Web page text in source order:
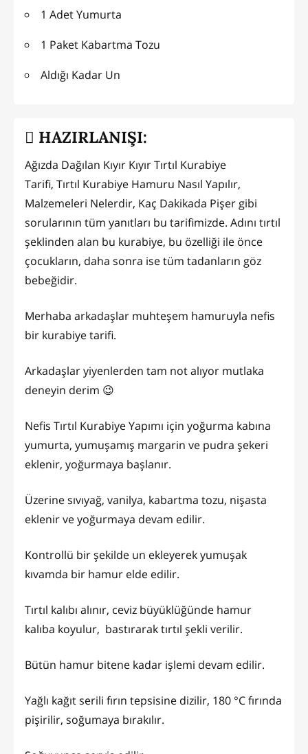
1 Adet Yumurta
1 Paket Kabartma Tozu
Aldığı Kadar Un
HAZIRLANIŞI:
Ağızda Dağılan Kıyır Kıyır Tırtıl Kurabiye
Tarifi, Tırtıl Kurabiye Hamuru Nasıl Yapılır,
Malzemeleri Nelerdir, Kaç Dakikada Pişer gibi
sorularının tüm yanıtları bu tarifimizde. Adını tırtıl
şeklinden alan bu kurabiye, bu özelliği ile önce
çocukların, daha sonra ise tüm tadanların göz
bebeğidir.
Merhaba arkadaşlar muhteşem hamuruyla nefis
bir kurabiye tarifi.
Arkadaşlar yiyenlerden tam not alıyor mutlaka
deneyin derim 😉
Nefis Tırtıl Kurabiye Yapımı için yoğurma kabına
yumurta, yumuşamış margarin ve pudra şekeri
eklenir, yoğurmaya başlanır.
Üzerine sıvıyağ, vanilya, kabartma tozu, nişasta
eklenir ve yoğurmaya devam edilir.
Kontrollü bir şekilde un ekleyerek yumuşak
kıvamda bir hamur elde edilir.
Tırtıl kalıbı alınır, ceviz büyüklüğünde hamur
kalıba koyulur, bastırarak tırtıl şekli verilir.
Bütün hamur bitene kadar işlemi devam edilir.
Yağlı kağıt serili fırın tepsisine dizilir, 180 °C fırında
pişirilir, soğumaya bırakılır.